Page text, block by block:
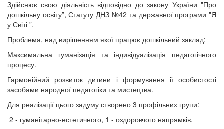
Здійснює свою діяльність відповідно до закону України "Про
дошкільну освіту”, Статуту ДНЗ №42 та державної програми "Я
у Світі ”.
Проблема, над вирішенням якої працює дошкільний заклад:
Максимальна гуманізація та індивідуалізація педагогічного
процесу.
Гармонійний розвиток дитини і формування ії особистості
засобами народної педагогіки та мистецтва.
Для реалізації цього задуму створено 3 профільних групи:
2 - гуманітарно-естетичного, 1 - оздоровчого напрямків.